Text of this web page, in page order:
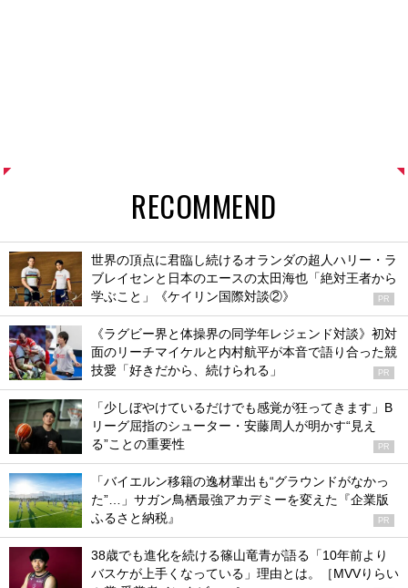
RECOMMEND
世界の頂点に君臨し続けるオランダの超人ハリー・ラ
ブレイセンと日本のエースの太田海也「絶対王者から
学ぶこと」《ケイリン国際対談②》
PR
《ラグビー界と体操界の同学年レジェンド対談》初対
面のリーチマイケルと内村航平が本音で語り合った競
技愛「好きだから、続けられる」
PR
「少しぼやけているだけでも感覚が狂ってきます」B
リーグ屈指のシューター・安藤周人が明かす“見え
る”ことの重要性
PR
「バイエルン移籍の逸材輩出も“グラウンドがなかっ
た”…」サガン鳥栖最強アカデミーを変えた『企業版
ふるさと納税』
PR
38歳でも進化を続ける篠山竜青が語る「10年前より
バスケが上手くなっている」理由とは。［MVVりらい